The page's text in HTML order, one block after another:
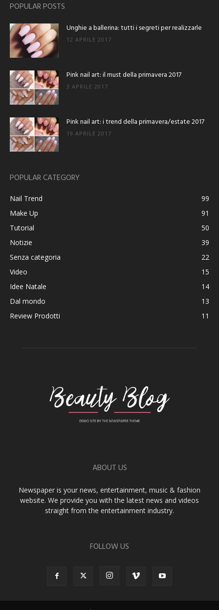
POPULAR POSTS
Unghie a ballerina: tutti i segreti per realizzarle
12 APRILE 2017
Pink nail art: il must della primavera 2017
3 APRILE 2017
Pink nail art: i trend della primavera/estate 2017
19 APRILE 2017
POPULAR CATEGORY
Nail Trend
99
Make Up
91
Tutorial
50
Notizie
39
Senza categoria
22
Video
15
Idee Natale
14
Dal mondo
13
Review Prodotti
11
ABOUT US
Newspaper is your news, entertainment, music & fashion
website. We provide you with the latest news and videos
straight from the entertainment industry.
FOLLOW US